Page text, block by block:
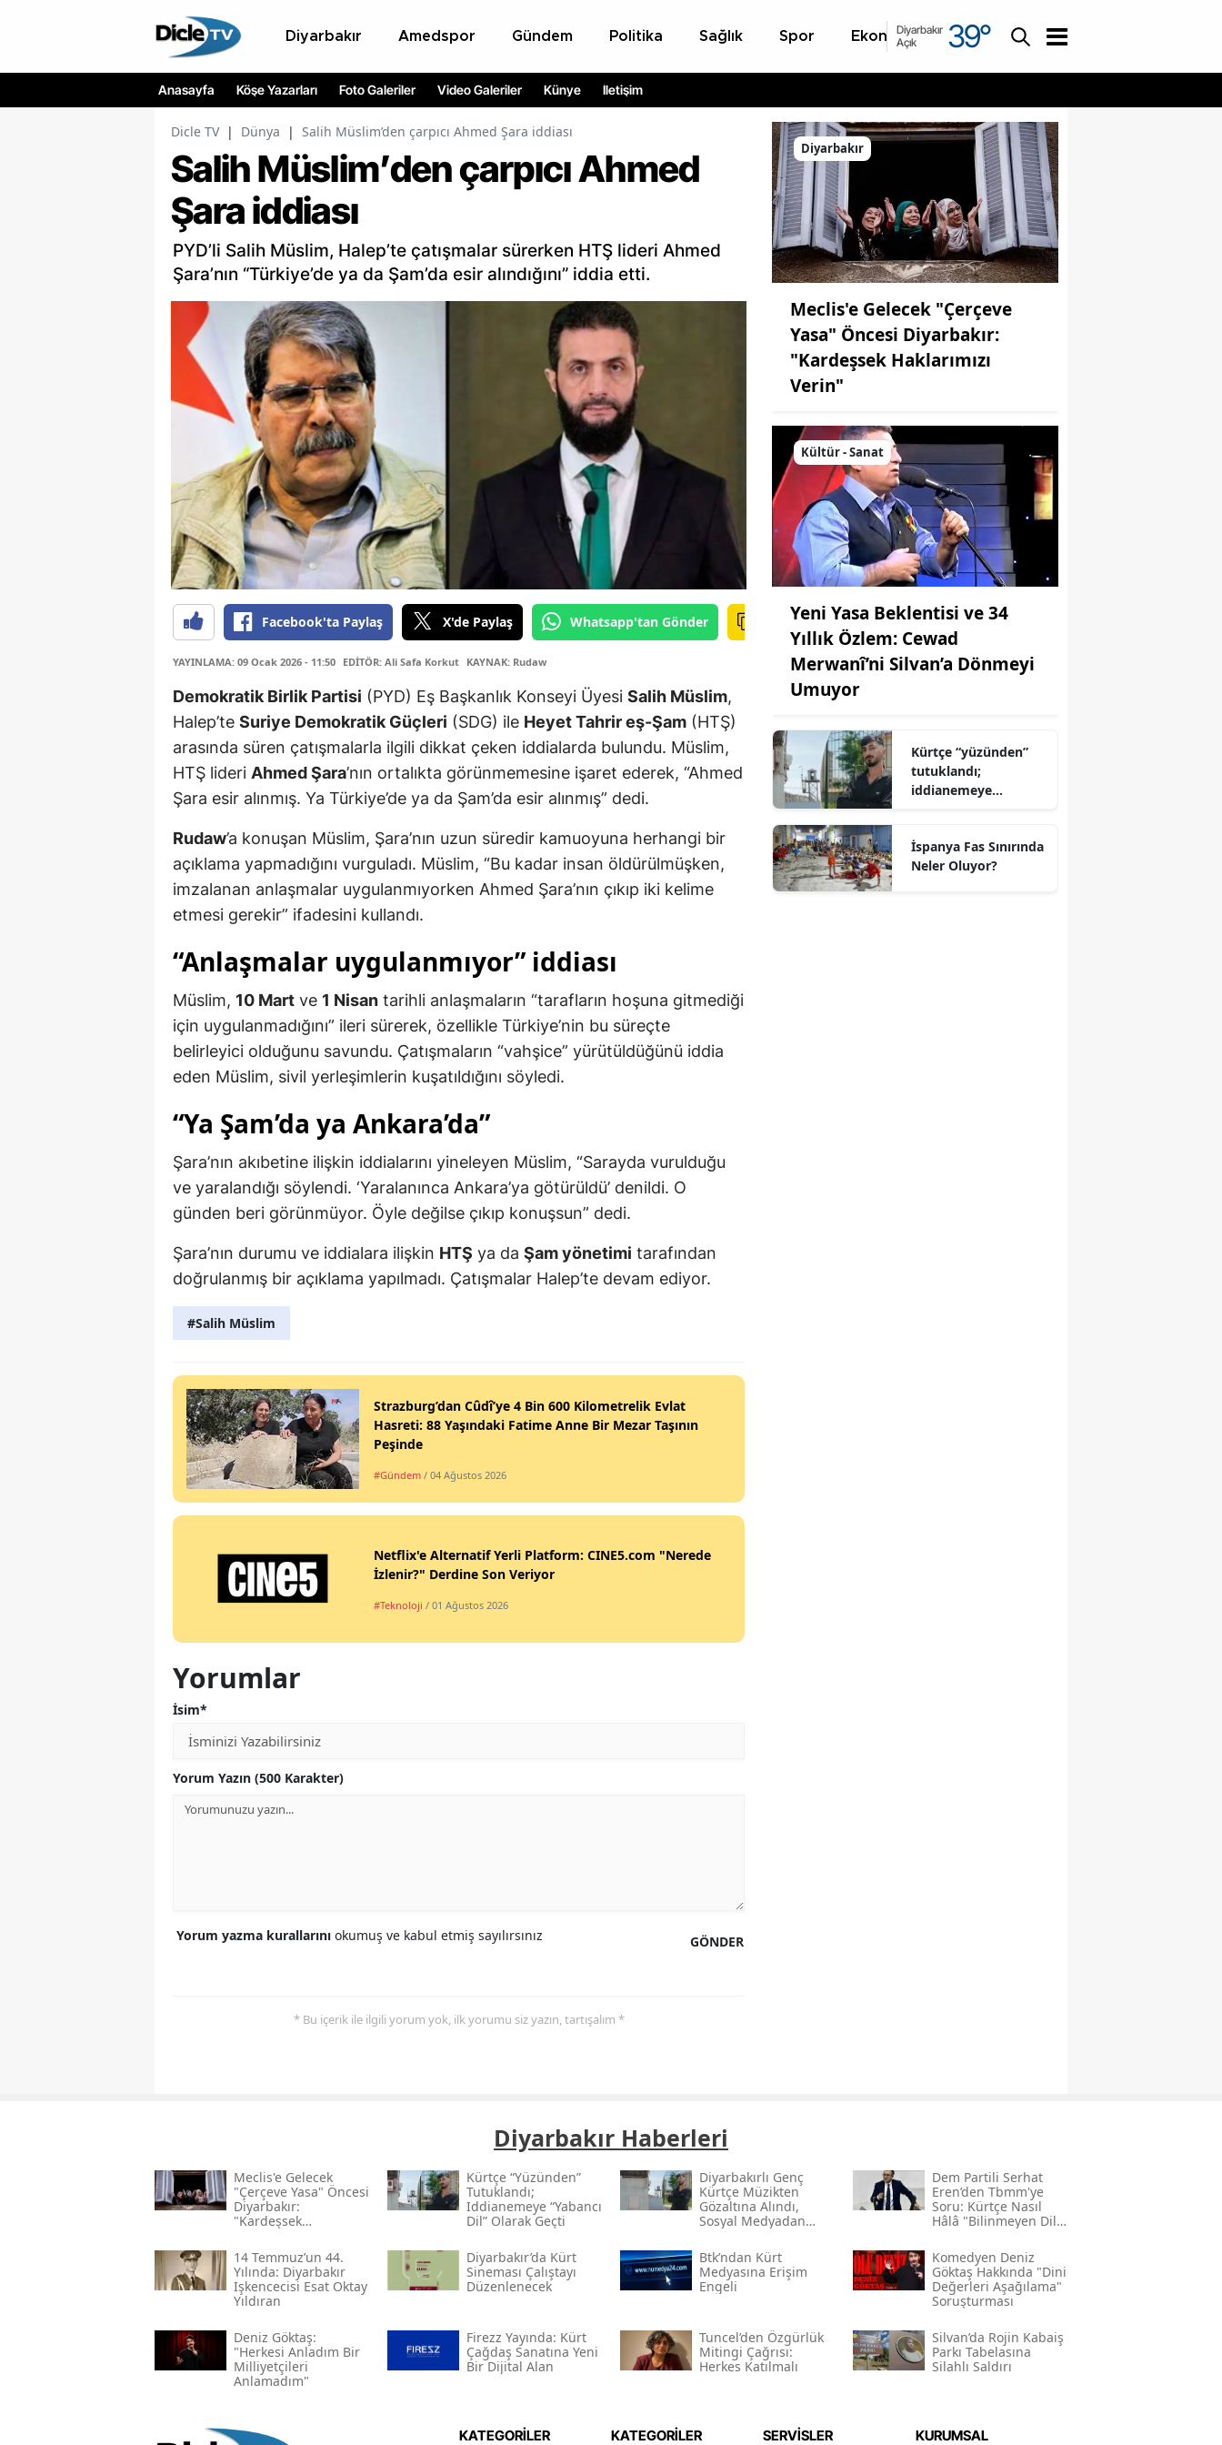
Diyarbakır Amedspor Gündem Politika Sağlık Spor Ekonomi Asayiş
Diyarbakır
Açık
39°
Anasayfa Köşe Yazarları Foto Galeriler Video Galeriler Künye İletişim
Dicle TV | Dünya | Salih Müslim’den çarpıcı Ahmed Şara iddiası
Salih Müslim’den çarpıcı Ahmed
Şara iddiası
PYD’li Salih Müslim, Halep’te çatışmalar sürerken HTŞ lideri Ahmed
Şara’nın “Türkiye’de ya da Şam’da esir alındığını” iddia etti.
Facebook'ta Paylaş X'de Paylaş Whatsapp'tan Gönder
YAYINLAMA: 09 Ocak 2026 - 11:50 EDİTÖR: Ali Safa Korkut KAYNAK: Rudaw
Demokratik Birlik Partisi (PYD) Eş Başkanlık Konseyi Üyesi Salih Müslim,
Halep’te Suriye Demokratik Güçleri (SDG) ile Heyet Tahrir eş-Şam (HTŞ)
arasında süren çatışmalarla ilgili dikkat çeken iddialarda bulundu. Müslim,
HTŞ lideri Ahmed Şara’nın ortalıkta görünmemesine işaret ederek, “Ahmed
Şara esir alınmış. Ya Türkiye’de ya da Şam’da esir alınmış” dedi.
Rudaw’a konuşan Müslim, Şara’nın uzun süredir kamuoyuna herhangi bir
açıklama yapmadığını vurguladı. Müslim, “Bu kadar insan öldürülmüşken,
imzalanan anlaşmalar uygulanmıyorken Ahmed Şara’nın çıkıp iki kelime
etmesi gerekir” ifadesini kullandı.
“Anlaşmalar uygulanmıyor” iddiası
Müslim, 10 Mart ve 1 Nisan tarihli anlaşmaların “tarafların hoşuna gitmediği
için uygulanmadığını” ileri sürerek, özellikle Türkiye’nin bu süreçte
belirleyici olduğunu savundu. Çatışmaların “vahşice” yürütüldüğünü iddia
eden Müslim, sivil yerleşimlerin kuşatıldığını söyledi.
“Ya Şam’da ya Ankara’da”
Şara’nın akıbetine ilişkin iddialarını yineleyen Müslim, “Sarayda vurulduğu
ve yaralandığı söylendi. ‘Yaralanınca Ankara’ya götürüldü’ denildi. O
günden beri görünmüyor. Öyle değilse çıkıp konuşsun” dedi.
Şara’nın durumu ve iddialara ilişkin HTŞ ya da Şam yönetimi tarafından
doğrulanmış bir açıklama yapılmadı. Çatışmalar Halep’te devam ediyor.
#Salih Müslim
Strazburg’dan Cûdî’ye 4 Bin 600 Kilometrelik Evlat
Hasreti: 88 Yaşındaki Fatime Anne Bir Mezar Taşının
Peşinde
#Gündem / 04 Ağustos 2026
Netflix'e Alternatif Yerli Platform: CINE5.com "Nerede
İzlenir?" Derdine Son Veriyor
#Teknoloji / 01 Ağustos 2026
Yorumlar
İsim*
Yorum Yazın (500 Karakter)
GÖNDER
Yorum yazma kurallarını okumuş ve kabul etmiş sayılırsınız
* Bu içerik ile ilgili yorum yok, ilk yorumu siz yazın, tartışalım *
Diyarbakır
Meclis'e Gelecek "Çerçeve
Yasa" Öncesi Diyarbakır:
"Kardeşsek Haklarımızı
Verin"
Kültür - Sanat
Yeni Yasa Beklentisi ve 34
Yıllık Özlem: Cewad
Merwanî’ni Silvan’a Dönmeyi
Umuyor
Kürtçe “yüzünden”
tutuklandı;
iddianemeye
İspanya Fas Sınırında
Neler Oluyor?
Diyarbakır Haberleri
Meclis'e Gelecek
"çerçeve Yasa" Öncesi
Diyarbakır:
"kardeşsek
Kürtçe “yüzünden”
Tutuklandı;
Iddianemeye “yabancı
Dil” Olarak Geçti
Diyarbakırlı Genç
Kürtçe Müzikten
Gözaltına Alındı,
Sosyal Medyadan
Dem Partili Serhat
Eren’den Tbmm'ye
Soru: Kürtçe Nasıl
Hâlâ "bilinmeyen Dil"
Gerekçesi Nedir?"
14 Temmuz’un 44.
Yılında: Diyarbakır
Işkencecisi Esat Oktay
Yıldıran
Diyarbakır’da Kürt
Sineması Çalıştayı
Düzenlenecek
Btk’ndan Kürt
Medyasına Erişim
Engeli
Komedyen Deniz
Göktaş Hakkında "dini
Değerleri Aşağılama"
Soruşturması
Deniz Göktaş:
"herkesi Anladım Bir
Milliyetçileri
Anlamadım"
Firezz Yayında: Kürt
Çağdaş Sanatına Yeni
Bir Dijital Alan
Tuncel’den Özgürlük
Mitingi Çağrısı:
Herkes Katılmalı
Silvan’da Rojin Kabaiş
Parkı Tabelasına
Silahlı Saldırı
KATEGORİLER KATEGORİLER SERVİSLER KURUMSAL